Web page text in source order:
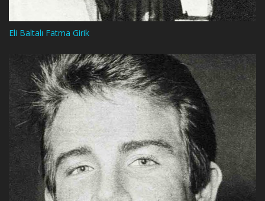
Eli Baltalı Fatma Girik